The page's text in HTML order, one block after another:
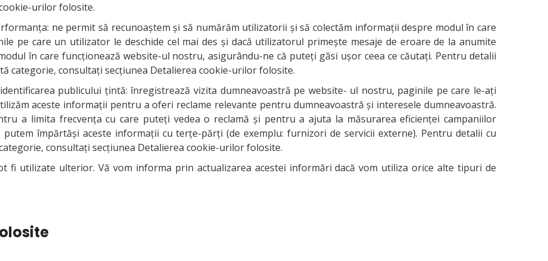
urilor folosite.
ne permit să recunoaștem și să numărăm utilizatorii și să colectăm informații despre modul în care
pe care un utilizator le deschide cel mai des și dacă utilizatorul primește mesaje de eroare de la anumite
în care funcționează website-ul nostru, asigurându-ne că puteți găsi ușor ceea ce căutați. Pentru detalii
categorie, consultaţi secţiunea Detalierea cookie-urilor folosite.
publicului țintă: înregistrează vizita dumneavoastră pe website- ul nostru, paginile pe care le-ați
aceste informații pentru a oferi reclame relevante pentru dumneavoastră și interesele dumneavoastră.
a limita frecvența cu care puteți vedea o reclamă și pentru a ajuta la măsurarea eficienței campaniilor
putem împărtăși aceste informații cu terțe-părți (de exemplu: furnizori de servicii externe). Pentru detalii cu
consultaţi secţiunea Detalierea cookie-urilor folosite.
fi utilizate ulterior. Vă vom informa prin actualizarea acestei informări dacă vom utiliza orice alte tipuri de